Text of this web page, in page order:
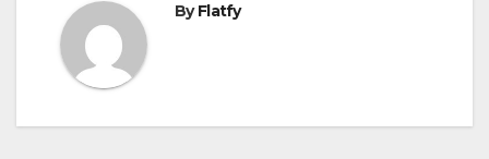
ByFlatfy